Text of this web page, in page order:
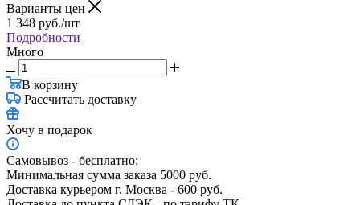
Варианты цен
1 348 руб./шт
Подробности
Много
В корзину
Рассчитать доставку
Хочу в подарок
Самовывоз - бесплатно;
Минимальная сумма заказа 5000 руб.
Доставка курьером г. Москва - 600 руб.